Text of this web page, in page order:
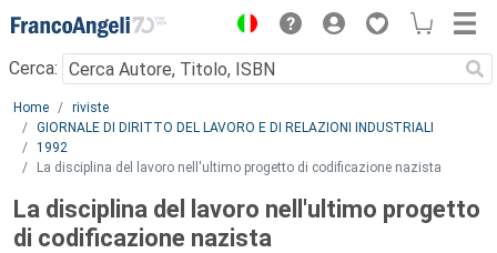
Menu
Cerca:
Main content
Home
riviste
GIORNALE DI DIRITTO DEL LAVORO E DI RELAZIONI INDUSTRIALI
1992
La disciplina del lavoro nell'ultimo progetto di codificazione nazista
La disciplina del lavoro nell'ultimo progetto
di codificazione nazista